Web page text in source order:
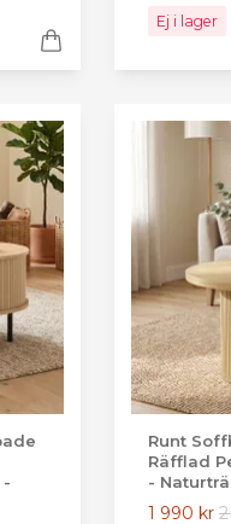
Ej i lager
-
Runt
Räfflad
- Naturträ
1 990 kr